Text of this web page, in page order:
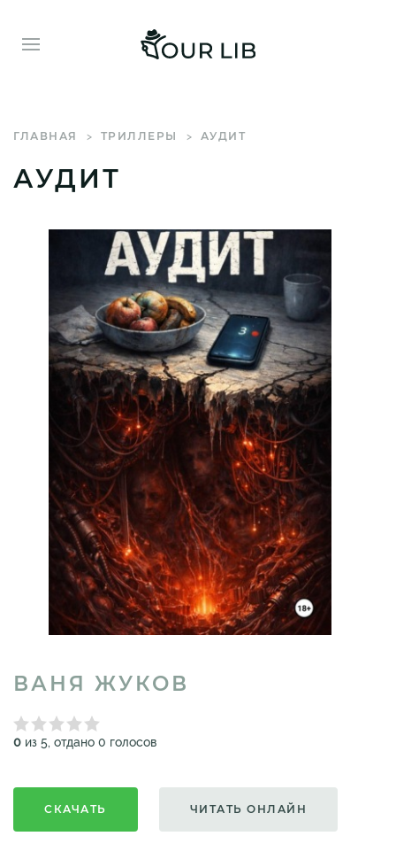
ГЛАВНАЯ ТРИЛЛЕРЫ АУДИТ
АУДИТ
ВАНЯ ЖУКОВ
0 из 5, отдано 0 голосов
СКАЧАТЬ ЧИТАТЬ ОНЛАЙН